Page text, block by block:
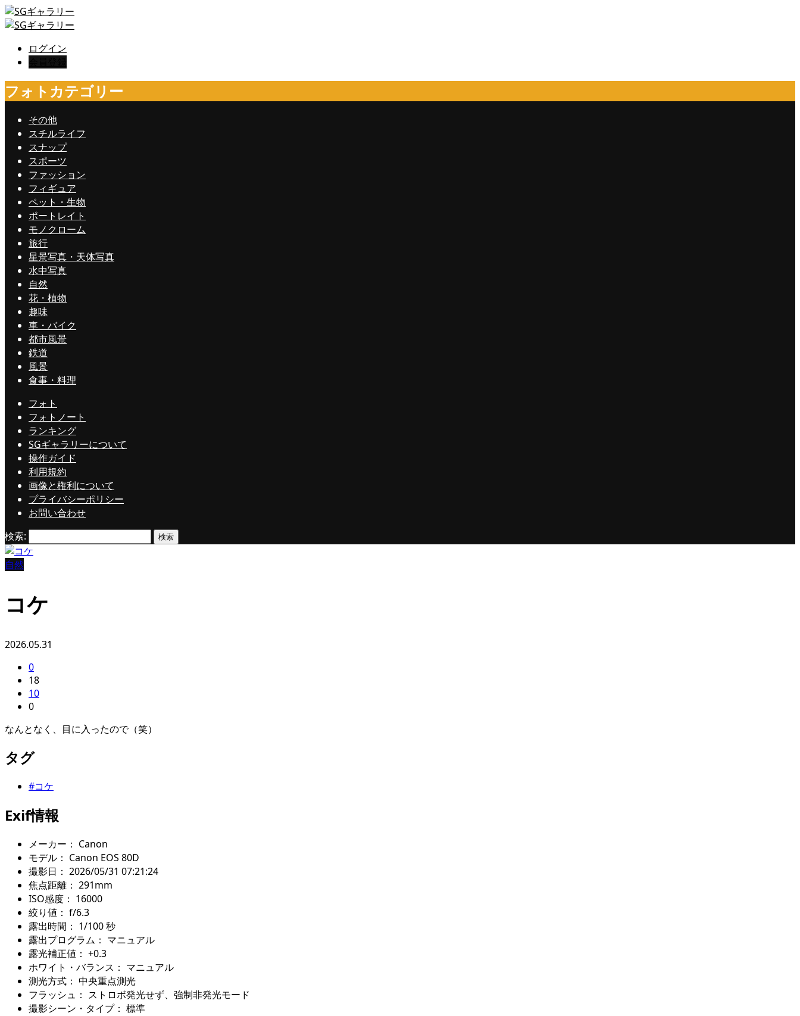
ログイン
フォトカテゴリー
その他
スチルライフ
スナップ
スポーツ
ファッション
フィギュア
ペット・生物
ポートレイト
モノクローム
旅行
星景写真・天体写真
水中写真
自然
花・植物
趣味
車・バイク
都市風景
鉄道
風景
食事・料理
フォト
フォトノート
ランキング
SGギャラリーについて
操作ガイド
利用規約
画像と権利について
プライバシーポリシー
お問い合わせ
検索:
自然
コケ
2026.05.31
0
18
10
0
なんとなく、目に入ったので（笑）
タグ
#コケ
Exif情報
メーカー： Canon
モデル： Canon EOS 80D
撮影日： 2026/05/31 07:21:24
焦点距離： 291mm
ISO感度： 16000
絞り値： f/6.3
露出時間： 1/100 秒
露出プログラム： マニュアル
露光補正値： +0.3
ホワイト・バランス： マニュアル
測光方式： 中央重点測光
フラッシュ： ストロボ発光せず、強制非発光モード
撮影シーン・タイプ： 標準